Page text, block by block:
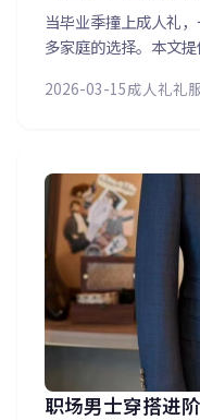
当毕业季撞上成人礼
多家庭的选择。本文
风格，兼顾纪念意义
2026-03-15成人礼礼
职场男士穿搭进